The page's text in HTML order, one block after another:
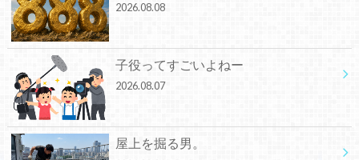
2026.08.08
子役ってすごいよねー
2026.08.07
屋上を掘る男。